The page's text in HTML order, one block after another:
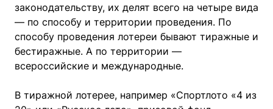
законодательству, их делят всего на четыре вида
— по способу и территории проведения. По
способу проведения лотереи бывают тиражные и
бестиражные. А по территории —
всероссийские и международные.
В тиражной лотерее, например «Спортлото «4 из